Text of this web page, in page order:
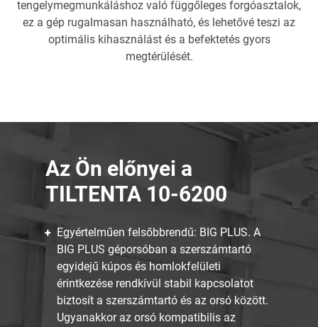
tengelymegmunkáláshoz való függőleges forgóasztalok,
ez a gép rugalmasan használható, és lehetővé teszi az
optimális kihasználást és a befektetés gyors
megtérülését.
Az Ön előnyei a
TILTENTA 10-6200
Egyértelműen felsőbbrendű: BIG PLUS. A
BIG PLUS géporsóban a szerszámtartó
egyidejű kúpos és homlokfelületi
érintkezése rendkívül stabil kapcsolatot
biztosít a szerszámtartó és az orsó között.
Ugyanakkor az orsó kompatibilis az